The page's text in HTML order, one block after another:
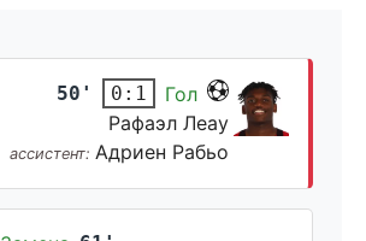
50' 0:1
Гол
Рафаэл Леау
ассистент:Адриен Рабьо